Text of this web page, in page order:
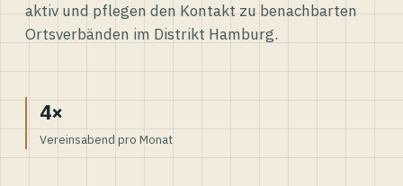
aktiv und pflegen den Kontakt zu benachbarten
Ortsverbänden im Distrikt Hamburg.
4×
Vereinsabend pro Monat